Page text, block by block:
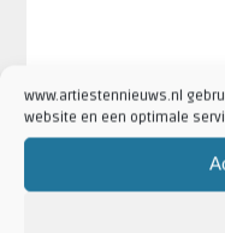
www.artiestennieuws.nl
website en een optimale
mega piraten
kaarten·mega piraten